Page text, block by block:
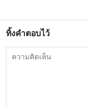
ทิ้งคำตอบไว้